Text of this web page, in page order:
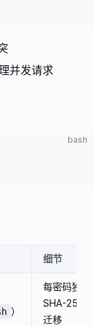
并发请求
bash
细节
）
每密码独
SHA-256
迁移